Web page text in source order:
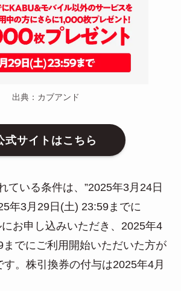
出典：カブアンド
式サイトはこちら
ている条件は、”2025年3月24日
年3月29日(土) 23:59までに
お申し込みいただき、2025年4
までにご利用開始いただいた方が
す。株引換券の付与は2025年4月